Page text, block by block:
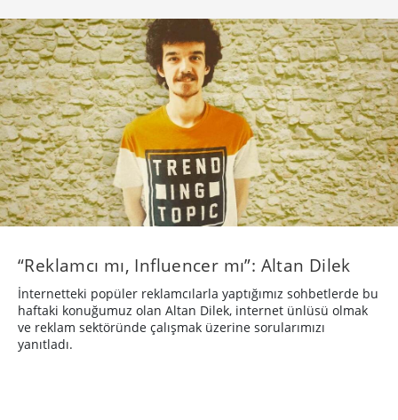
“Reklamcı mı, Influencer mı”: Altan Dilek
İnternetteki popüler reklamcılarla yaptığımız sohbetlerde bu
haftaki konuğumuz olan Altan Dilek, internet ünlüsü olmak
ve reklam sektöründe çalışmak üzerine sorularımızı
yanıtladı.